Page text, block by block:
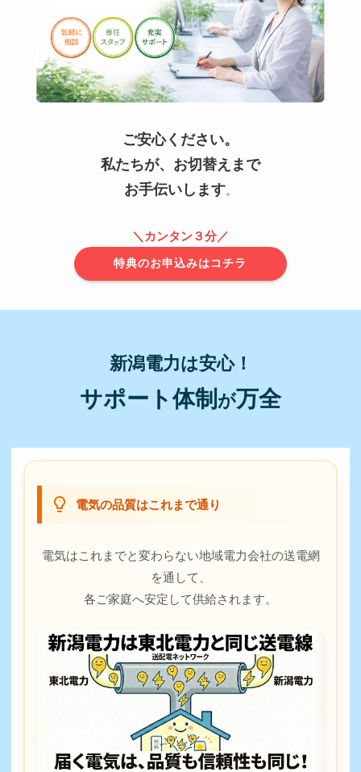
ご安心ください。
私たちが、お切替えまで
お手伝いします。
＼カンタン３分／
特典のお申込みはコチラ
新潟電力は安心！
サポート体制 が万全
電気の品質はこれまで通り
電気はこれまでと変わらない地域電力会社の送電網
を通して、
各ご家庭へ安定して供給されます。